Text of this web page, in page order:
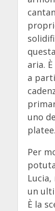
aria.
a
uno
platee.
Per
un
È la